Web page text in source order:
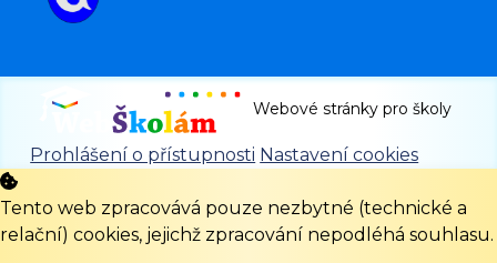
Webové stránky pro školy
Prohlášení o přístupnosti Nastavení cookies
Tento web zpracovává pouze nezbytné (technické a
relační) cookies, jejichž zpracování nepodléhá souhlasu.